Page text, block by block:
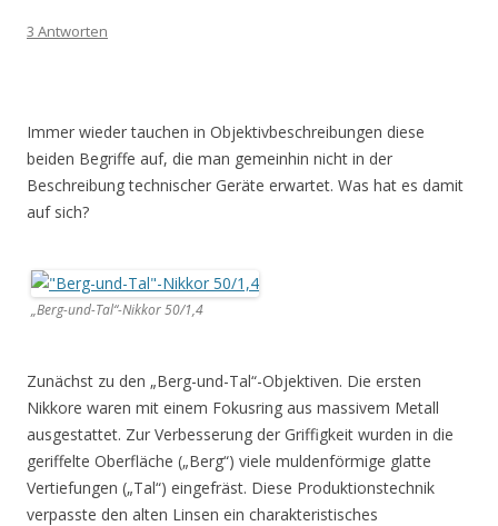
3 Antworten
Immer wieder tauchen in Objektivbeschreibungen diese
beiden Begriffe auf, die man gemeinhin nicht in der
Beschreibung technischer Geräte erwartet. Was hat es damit
auf sich?
„Berg-und-Tal“-Nikkor 50/1,4
Zunächst zu den „Berg-und-Tal“-Objektiven. Die ersten
Nikkore waren mit einem Fokusring aus massivem Metall
ausgestattet. Zur Verbesserung der Griffigkeit wurden in die
geriffelte Oberfläche („Berg“) viele muldenförmige glatte
Vertiefungen („Tal“) eingefräst. Diese Produktionstechnik
verpasste den alten Linsen ein charakteristisches